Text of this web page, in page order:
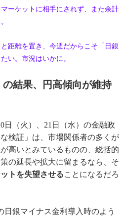
ーケットに相手にされず、また余計
距離を置き、今週だからこそ「日銀
い。市況はいかに。
結果、円高傾向が維持
（火）、21日（水）の金融政
検証」は、市場関係者の多くが
高いとみているものの、総括的
の延長や拡大に留まるなら、そ
トを失望させることになるだろ
銀マイナス金利導入時のよう